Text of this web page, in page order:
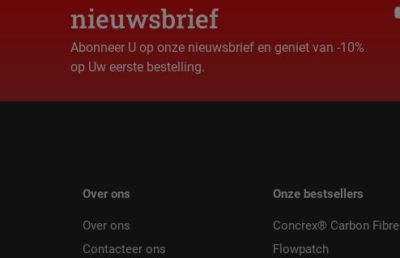
nieuwsbrief
Abonneer U op onze nieuwsbrief en geniet van -10%
op Uw eerste bestelling.
Over ons
Over ons
Contacteer ons
Onze bestsellers
Concrex® Carbon Fibre
Flowpatch